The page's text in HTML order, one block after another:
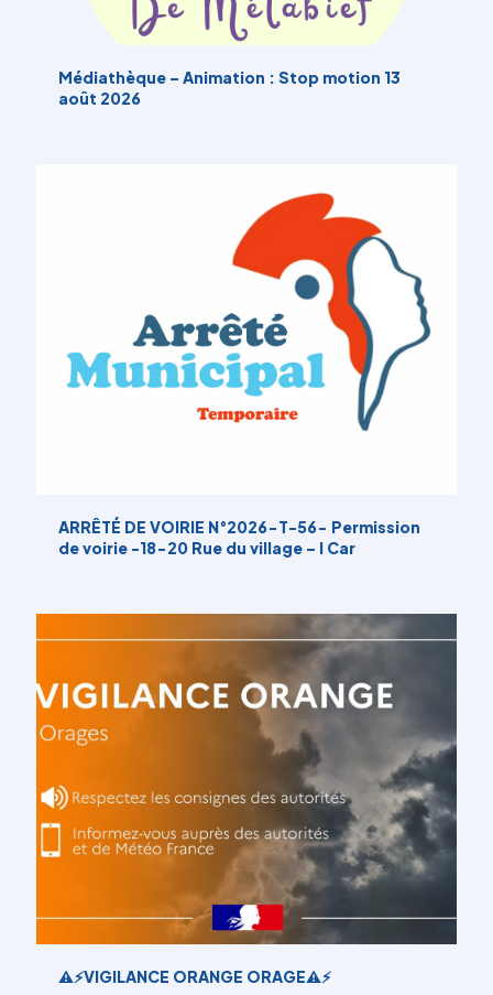
Médiathèque – Animation : Stop motion 13
août 2026
ARRÊTÉ DE VOIRIE N°2026-T-56- Permission
de voirie -18-20 Rue du village – I Car
⚠️⚡️VIGILANCE ORANGE ORAGE⚠️⚡️